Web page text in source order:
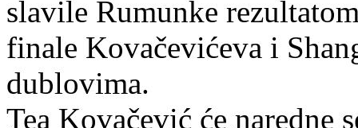
slavile Rumunke
finale Kovačevićeva i
dublovima.
Tea Kovačević će naredne